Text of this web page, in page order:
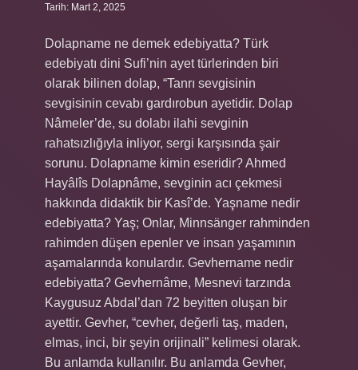
Tarih: Mart 2, 2025
Dolapname ne demek edebiyatta? Türk
edebiyatı dini Sufi’nin ayet türlerinden biri
olarak bilinen dolap, “Tanrı sevgisinin
sevgisinin cevabı gardırobun ayetidir. Dolap
Nâmeler’de, su dolabı ilahi sevginin
rahatsızlığıyla inliyor, sergi karşısında şair
sorunu. Dolapname kimin eseridir? Ahmed
Hayâlîs Dolapnâme, sevginin acı çekmesi
hakkında didaktik bir Kasî’de. Yaşname nedir
edebiyatta? Yaş; Onlar, Minnsänger rahminden
rahimden düşen epenler ve insan yaşamının
aşamalarında konulardır. Gevhername nedir
edebiyatta? Gevhernâme, Mesnevi tarzında
Kaygusuz Abdal’dan 72 beyitten oluşan bir
ayettir. Gevher, “cevher, değerli taş, maden,
elmas, inci, bir şeyin orijinali” kelimesi olarak.
Bu anlamda kullanılır. Bu anlamda Gevher,